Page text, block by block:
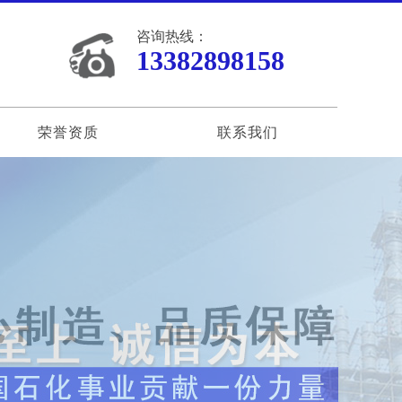
咨询热线：
13382898158
荣誉资质 联系我们